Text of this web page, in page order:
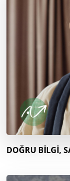
DOĞRU BİLGİ,